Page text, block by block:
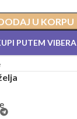
U KORPU
PUTEM VIBERA